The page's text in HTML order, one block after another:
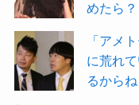
めたら？
「アメ
に荒れ
るからね